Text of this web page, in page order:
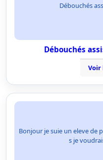
Débouchés
Débouchés
Voir
Bonjour je suie un eleve de
s je